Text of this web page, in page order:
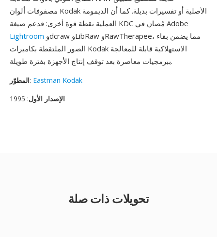
مصفوفات ألوان Kodak الأصلية أو تفسيرات بديلة. كما أن الديمومة
العملية نقطة قوة أخرى: فدعم صيغة KDC مُصان في Adobe
Lightroom
الصور الملتقطة بكاميرات Kodak الاستهلاكية قابلة للمعالجة
ببرمجيات معاصرة بعد توقف إنتاج الأجهزة بفترة طويلة.
المطوّر: Eastman Kodak
الإصدار الأول: 1995
تحويلات ذات صلة